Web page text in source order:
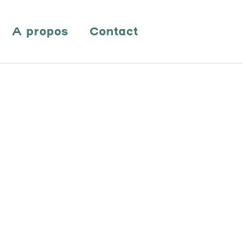
A propos Contact